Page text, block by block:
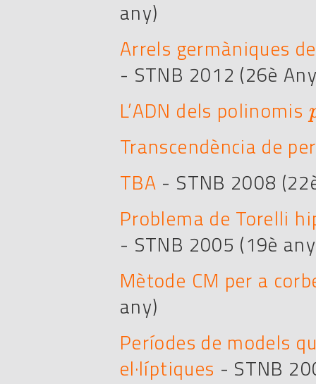
any)
Arrels germàniques
- STNB 2012 (26è
L’ADN dels polinomis p
Transcendència de
TBA - STNB 2008
Problema de Torelli
- STNB 2005 (19è
Mètode CM per a
any)
Períodes de models
el·líptiques - STNB